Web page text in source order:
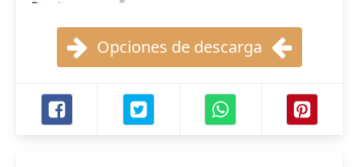
Opciones de descarga